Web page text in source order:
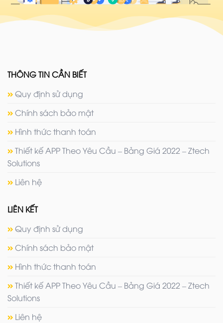
THÔNG TIN CẦN BIẾT
Quy định sử dụng
Chính sách bảo mật
Hình thức thanh toán
Thiết kế APP Theo Yêu Cầu – Bảng Giá 2022 – Ztech
Solutions
Liên hệ
LIÊN KẾT
Quy định sử dụng
Chính sách bảo mật
Hình thức thanh toán
Thiết kế APP Theo Yêu Cầu – Bảng Giá 2022 – Ztech
Solutions
Liên hệ